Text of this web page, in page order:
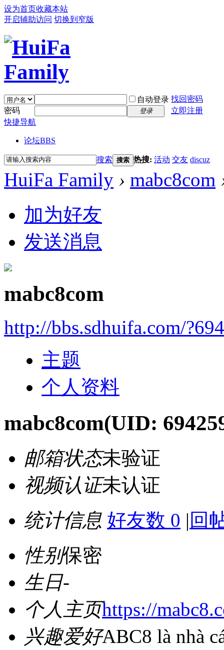
设为首页收藏本站
开启辅助访问 切换到窄版
自动登录 找回密码
密码
登录
立即注册
快捷导航
论坛BBS
搜索 搜索 热搜: 活动 交友 discuz
HuiFa Family › mabc8com
加为好友
发送消息
mabc8com
http://bbs.sdhuifa.com/
主题
个人资料
mabc8com(UID:
邮箱状态未验证
视频认证未认证
统计信息 好友数 0 | 回
性别保密
生日-
个人主页https://
兴趣爱好ABC8 là nhà